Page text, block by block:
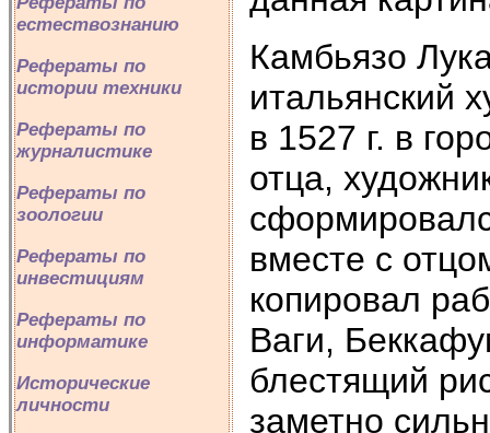
естествознанию
Рефераты по
истории техники
Рефераты по
журналистике
Рефераты по
зоологии
Рефераты по
инвестициям
Рефераты по
информатике
Исторические
личности
Камбьязо
итальянский
в 1527 г. в
отца,
вместе с
копировал
Ваги,
блестящий
заметно